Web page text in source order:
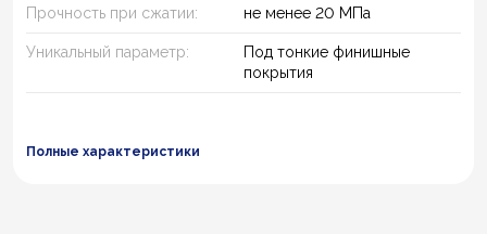
Прочность при сжатии: не менее 20 МПа
Уникальный параметр:
Под тонкие финишные
покрытия
Полные характеристики